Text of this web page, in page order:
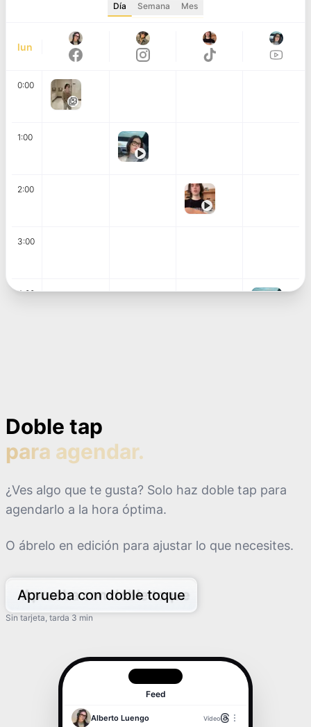
Día Semana Mes
lun
0:00
1:00
2:00
3:00
4:00
7:00
9:00
10:00
11:00
Doble tap
para agendar.
¿Ves algo que te gusta? Solo haz doble tap para
agendarlo a la hora óptima.
O ábrelo en edición para ajustar lo que necesites.
Aprueba con doble toque
Sin tarjeta, tarda 3 min
Feed
Alberto Luengo Vídeo